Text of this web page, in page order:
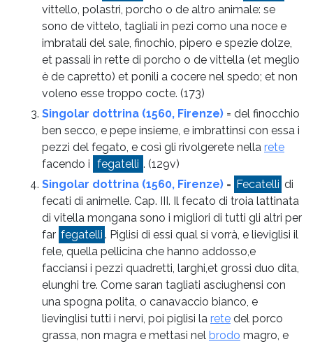
vittello, polastri, porcho o de altro animale: se
sono de vittelo, tagliali in pezi como una noce e
imbratali del sale, finochio, pipero e spezie dolze,
et passali in rette di porcho o de vittella (et meglio
è de capretto) et ponili a cocere nel spedo; et non
voleno esse troppo cocte. (173)
Singolar dottrina (1560, Firenze) = del finocchio
ben secco, e pepe insieme, e imbrattinsi con essa i
pezzi del fegato, e così gli rivolgerete nella rete
facendo i fegatelli . (129v)
Singolar dottrina (1560, Firenze) = Fecatelli di
fecati di animelle. Cap. III. Il fecato di troia lattinata
di vitella mongana sono i migliori di tutti gli altri per
far fegatelli . Piglisi di essi qual si vorrà, e lieviglisi il
fele, quella pellicina che hanno addosso,e
facciansi i pezzi quadretti, larghi,et grossi duo dita,
elunghi tre. Come saran tagliati asciughensi con
una spogna polita, o canavaccio bianco, e
lievinglisi tutti i nervi, poi piglisi la rete del porco
grassa, non magra e mettasi nel brodo magro, e